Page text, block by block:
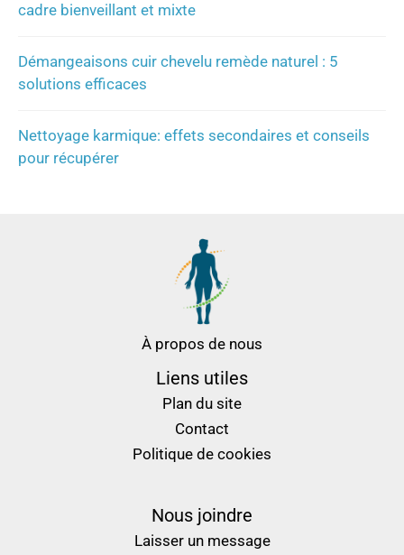
cadre bienveillant et mixte
Démangeaisons cuir chevelu remède naturel : 5
solutions efficaces
Nettoyage karmique: effets secondaires et conseils
pour récupérer
À propos de nous
Liens utiles
Plan du site
Contact
Politique de cookies
Nous joindre
Laisser un message